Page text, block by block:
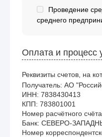
Проведение
среднего
Оплата и процесс
Реквизиты счетов, на
Получатель: АО
ИНН: 7838430413
КПП: 783801001
Номер расчётного
Банк: СЕВЕРО-
Номер